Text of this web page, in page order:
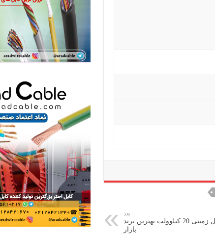
بعد
کابل زمینی 20 کیلوولت بهترین برند
بازار